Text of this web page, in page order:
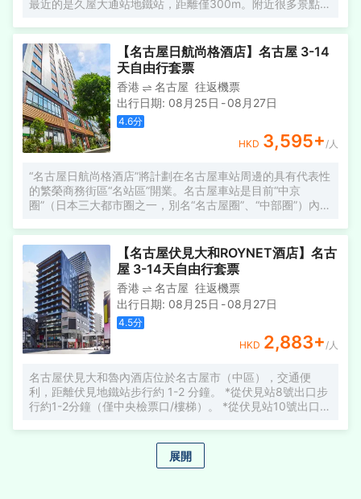
最近的是久屋大通站地鐵站，距離僅300m。附近很多景點，
都離酒店不遠。 酒店休閒區提供了各類設施，您可以在這裏
舒緩身心壓力。
【名古屋日航尚格酒店】名古屋 3-14
天自由行套票
香港 名古屋 往返機票
出行日期: 08月25日 -08月27日
4.6分
HKD 3,595+ /人
“名古屋日航尚格酒店”將計劃在名古屋車站周邊的具有代表性
的繁榮商務街區“名站區”開業。名古屋車站是目前“中京
圈”（日本三大都市圈之一，別名“名古屋圈”、“中部圈”）內改
型旅行方式和體驗的人們一個舒適的場所”為概念，為迴應消
費者多元化的價值觀而精心打造的“生活方式”型酒店。在酒店
公共大堂內的活動區域，為了方便民眾能更加便利地體驗到
名古屋獨特的文化和歷史，酒店將籌辦用當地的新鮮食材進
行烹飪與學習當地飲食文化的研討活動，也將邀請當地的音
樂人進行現場表演。通過這些方式使來訪酒店的賓客與當地
的市民能夠互動起來。
【名古屋伏見大和ROYNET酒店】名古
屋 3-14天自由行套票
香港 名古屋 往返機票
出行日期: 08月25日 -08月27日
4.5分
HKD 2,883+ /人
名古屋伏見大和魯內酒店位於名古屋市（中區），交通便
利，距離伏見地鐵站步行約 1-2 分鐘。 *從伏見站8號出口步
行約1-2分鐘（僅中央檢票口/樓梯）。 *從伏見站10號出口步
置便利，距離名古屋站/榮區/大須區僅一站地鐵。 在名古屋
伏見大和魯內酒店，您可以去餐廳享用美餐。 每天早上 6:30
展開